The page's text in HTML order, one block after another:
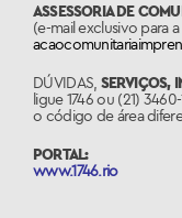
ASSESSORIA DE
(e-mail exclusivo para
DÚVIDAS, SERVIÇOS,
ligue 1746 ou (21)
o código de área
PORTAL:
www.1746.rio